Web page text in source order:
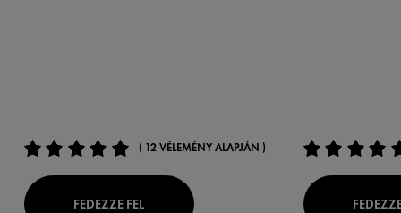
( 12 VÉLEMÉNY ALAPJÁN )
FEDEZZE FEL